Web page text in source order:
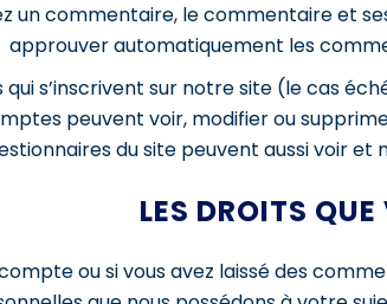
un commentaire, le commentaire et
approuver automatiquement les
s’inscrivent sur notre site (le cas
peuvent voir, modifier ou
du site peuvent aussi voir et
LES DROITS
ou si vous avez laissé des